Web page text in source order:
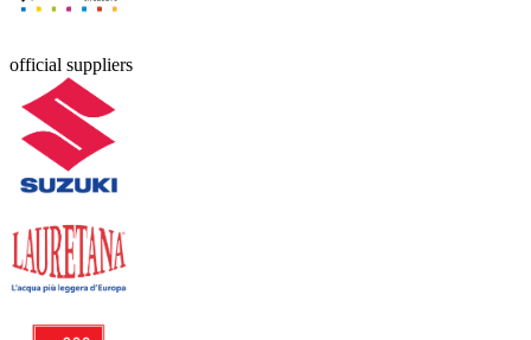
official suppliers